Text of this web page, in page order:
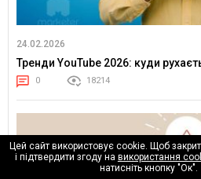
24.02.2026
Тренди YouTube 2026: куди
0 18214
Цей сайт використовує cookie. Щоб
і підтвердити згоду на використання
натисніть кнопку "Ок".